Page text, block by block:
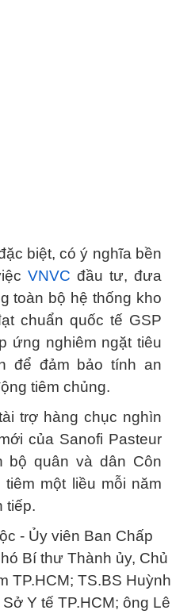
biệt, có ý nghĩa bền
VNVC đầu tư, đưa
toàn bộ hệ thống kho
chuẩn quốc tế GSP
ứng nghiêm ngặt tiêu
để đảm bảo tính an
tiêm chủng.
trợ hàng chục nghìn
của Sanofi Pasteur
bộ quân và dân Côn
một liều mỗi năm
tiếp.